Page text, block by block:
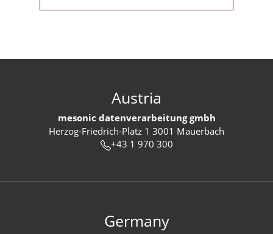
Austria
mesonic datenverarbeitung gmbh
Herzog-Friedrich-Platz 1 3001 Mauerbach
+43 1 970 300
Germany